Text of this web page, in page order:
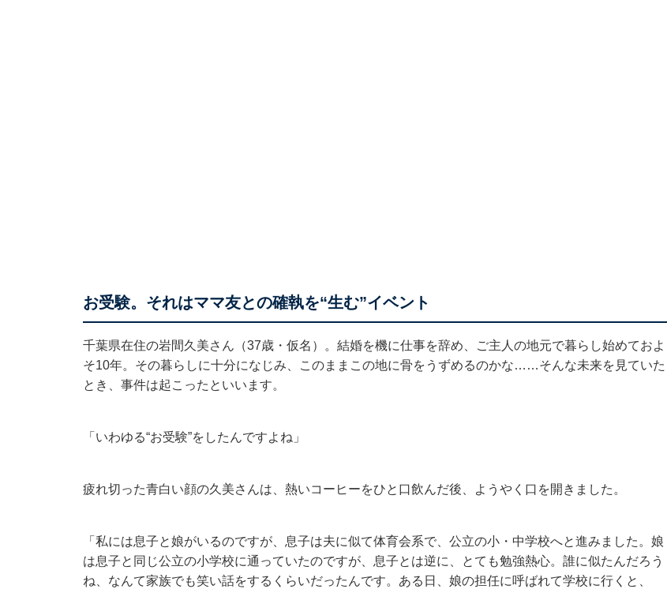
お受験。それはママ友との確執を“生む”イベント
千葉県在住の岩間久美さん（37歳・仮名）。結婚を機に仕事を辞め、ご主人の地元で暮らし始めておよ
そ10年。その暮らしに十分になじみ、このままこの地に骨をうずめるのかな……そんな未来を見ていた
とき、事件は起こったといいます。
「いわゆる“お受験”をしたんですよね」
疲れ切った青白い顔の久美さんは、熱いコーヒーをひと口飲んだ後、ようやく口を開きました。
「私には息子と娘がいるのですが、息子は夫に似て体育会系で、公立の小・中学校へと進みました。娘
は息子と同じ公立の小学校に通っていたのですが、息子とは逆に、とても勉強熱心。誰に似たんだろう
ね、なんて家族でも笑い話をするくらいだったんです。ある日、娘の担任に呼ばれて学校に行くと、